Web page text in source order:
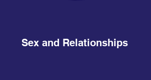
Sex and Relationships